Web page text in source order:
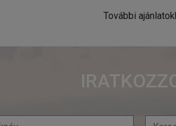
További